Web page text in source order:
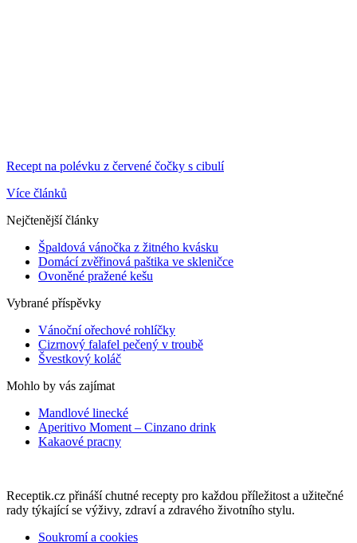
Recept na polévku z červené čočky s cibulí
Více článků
Nejčtenější články
Špaldová vánočka z žitného kvásku
Domácí zvěřinová paštika ve skleničce
Ovoněné pražené kešu
Vybrané příspěvky
Vánoční ořechové rohlíčky
Cizrnový falafel pečený v troubě
Švestkový koláč
Mohlo by vás zajímat
Mandlové linecké
Aperitivo Moment – Cinzano drink
Kakaové pracny
Receptik.cz přináší chutné recepty pro každou příležitost a užitečné
rady týkající se výživy, zdraví a zdravého životního stylu.
Soukromí a cookies